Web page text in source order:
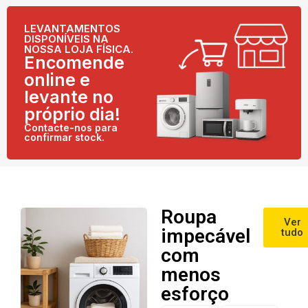
LEVANTAMENTOS
DISPONÍVEIS NA
NOSSA LOJA FÍSICA.
Encomende
online e
levante no
próprio dia!
Contacte-nos para
confirmar stock.
Roupa
impecável
com
menos
esforço
Ver
tudo